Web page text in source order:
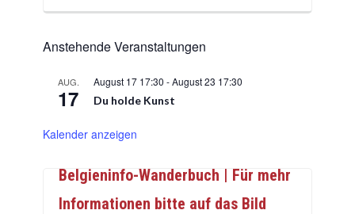
Anstehende Veranstaltungen
AUG.
17
August 17 17:30 -August 23 17:30
Du holde Kunst
Kalender anzeigen
Belgieninfo-Wanderbuch | Für mehr
Informationen bitte auf das Bild